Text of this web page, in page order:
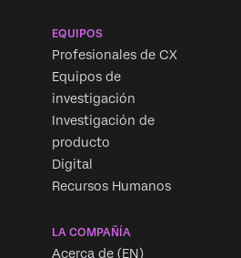
EQUIPOS
Profesionales de CX
Equipos de
investigación
Investigación de
producto
Digital
Recursos Humanos
LA COMPAÑÍA
Acerca de (EN)